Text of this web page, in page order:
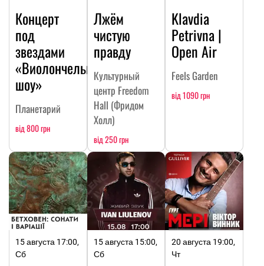
Концерт
под
звездами
«Виолончельное
шоу»
Планетарий
від 800 грн
Лжём
чистую
правду
Культурный
центр Freedom
Hall (Фридом
Холл)
від 250 грн
Klavdia
Petrivna |
Open Air
Feels Garden
від 1090 грн
15 августа 17:00,
Сб
15 августа 15:00,
Сб
20 августа 19:00,
Чт